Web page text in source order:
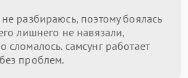
разбираюсь, поэтому боялась
лишнего не навязали,
сломалось. самсунг работает
проблем.